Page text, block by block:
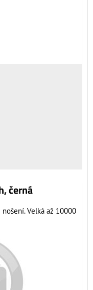
černá
Velká až 10000